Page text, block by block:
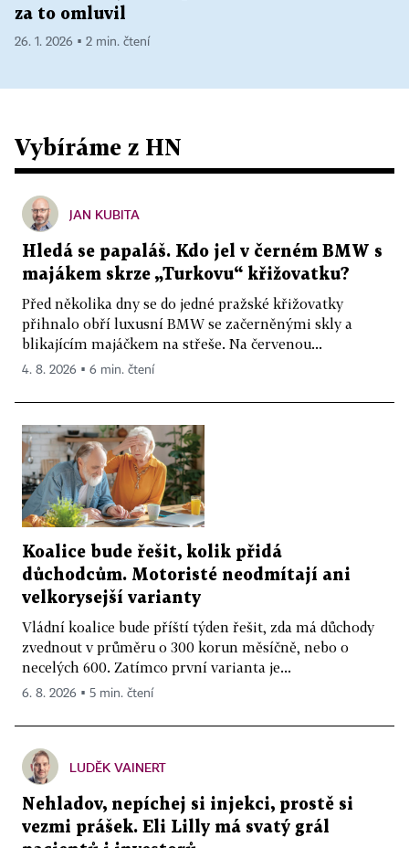
za to omluvil
26. 1. 2026 ▪ 2 min. čtení
Vybíráme z HN
JAN KUBITA
Hledá se papaláš. Kdo jel v černém BMW s
majákem skrze „Turkovu“ křižovatku?
Před několika dny se do jedné pražské křižovatky
přihnalo obří luxusní BMW se začerněnými skly a
blikajícím majáčkem na střeše. Na červenou...
4. 8. 2026 ▪ 6 min. čtení
Koalice bude řešit, kolik přidá
důchodcům. Motoristé neodmítají ani
velkorysejší varianty
Vládní koalice bude příští týden řešit, zda má důchody
zvednout v průměru o 300 korun měsíčně, nebo o
necelých 600. Zatímco první varianta je...
6. 8. 2026 ▪ 5 min. čtení
LUDĚK VAINERT
Nehladov, nepíchej si injekci, prostě si
vezmi prášek. Eli Lilly má svatý grál